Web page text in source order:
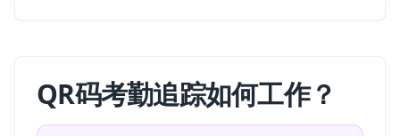
QR码考勤追踪如何工作？